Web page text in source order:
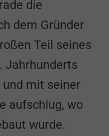
die
dem Gründer
Teil seines
Jahrhunderts
und mit seiner
aufschlug, wo
wurde.